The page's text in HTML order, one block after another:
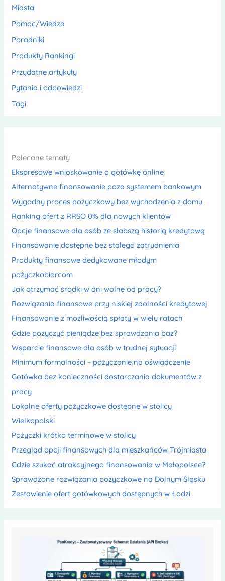
Miasta
Pomoc/Wiedza
Poradniki
Produkty Rankingi
Przydatne artykuły
Pytania i odpowiedzi
Tagi
Polecane tematy
Ekspresowe wnioskowanie o gotówkę online
Alternatywne finansowanie poza systemem bankowym
Wygodny proces pożyczkowy bez wychodzenia z domu
Ranking ofert z RRSO 0% dla nowych klientów
Opcje finansowe dla osób ze słabszą historią kredytową
Finansowanie dostępne bez stałego zatrudnienia
Produkty finansowe dedykowane młodym
pożyczkobiorcom
Jak otrzymać środki w dni wolne od pracy?
Rozwiązania finansowe przy niskiej zdolności kredytowej
Finansowanie z możliwością spłaty w wielu ratach
Gdzie pożyczyć pieniądze bez sprawdzania baz?
Wsparcie finansowe dla osób w trudnej sytuacji
Minimum formalności – pożyczanie na oświadczenie
Gotówka bez konieczności dostarczania dokumentów z
pracy
Lokalne oferty pożyczkowe dostępne w stolicy
Wielkopolski
Pożyczki krótko terminowe w stolicy
Przegląd opcji finansowych dla mieszkańców Trójmiasta
Gdzie szukać atrakcyjnego finansowania w Małopolsce?
Sprawdzone rozwiązania pożyczkowe na Dolnym Śląsku
Zestawienie ofert gotówkowych dostępnych w Łodzi